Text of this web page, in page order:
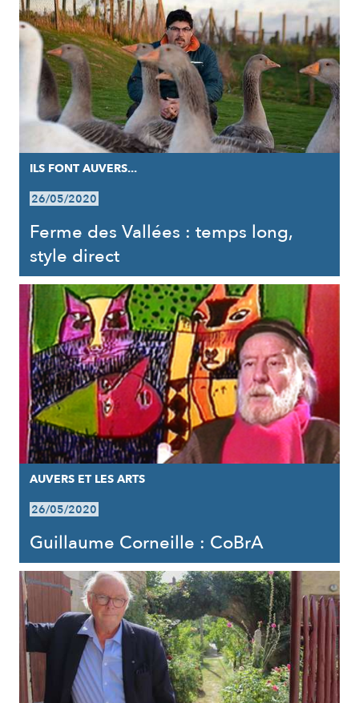
ILS FONT AUVERS...
26/05/2020
Ferme des Vallées : temps long,
style direct
AUVERS ET LES ARTS
26/05/2020
Guillaume Corneille : CoBrA